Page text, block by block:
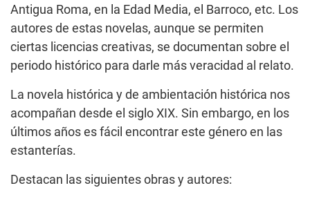
Antigua Roma, en la Edad Media, el Barroco, etc. Los
autores de estas novelas, aunque se permiten
ciertas licencias creativas, se documentan sobre el
periodo histórico para darle más veracidad al relato.
La novela histórica y de ambientación histórica nos
acompañan desde el siglo XIX. Sin embargo, en los
últimos años es fácil encontrar este género en las
estanterías.
Destacan las siguientes obras y autores: